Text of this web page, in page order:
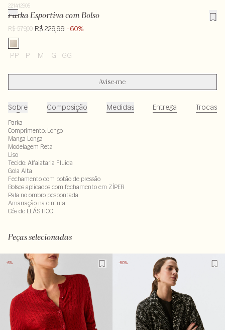
221412905
Parka Esportiva com Bolso
R$ 579,00 R$ 229,99 -60%
PP P M G GG
Avise-me
Sobre Composição Medidas Entrega Trocas
Parka
Comprimento: Longo
Manga Longa
Modelagem Reta
Liso
Tecido: Alfaiataria Fluida
Gola Alta
Fechamento com botão de pressão
Bolsos aplicados com fechamento em ZÍPER
Pala no ombro pespontada
Amarração na cintura
Cós de ELÁSTICO
Peças selecionadas
-6% -50%